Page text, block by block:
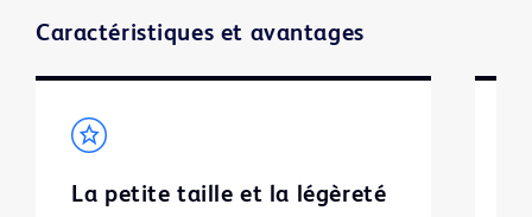
Caractéristiques et avantages
La petite taille et la légèreté